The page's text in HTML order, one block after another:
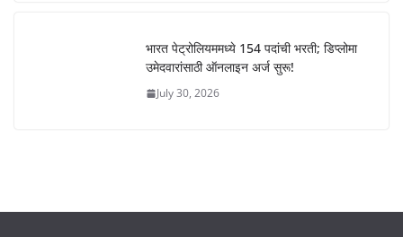
भारत पेट्रोलियममध्ये 154 पदांची भरती; डिप्लोमा
उमेदवारांसाठी ऑनलाइन अर्ज सुरू!
July 30, 2026